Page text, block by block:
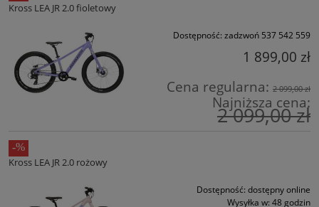
Kross LEA JR 2.0 fioletowy
Dostępność: zadzwoń 537 542 559
1 899,00 zł
Cena regularna: 2 099,00 zł
Najniższa cena:
2 099,00 zł
Kross LEA JR 2.0 rożowy
Dostępność: dostępny online
Wysyłka w: 48 godzin